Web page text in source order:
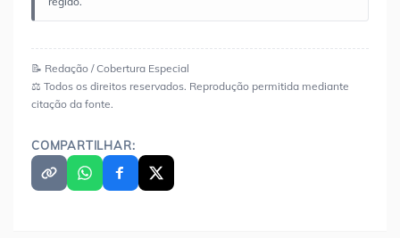
📝 Redação / Cobertura Especial
⚖️ Todos os direitos reservados. Reprodução permitida mediante
citação da fonte.
COMPARTILHAR: